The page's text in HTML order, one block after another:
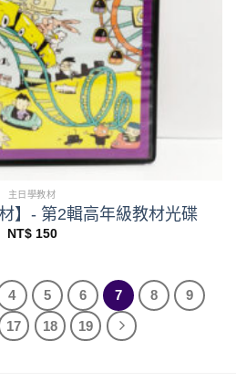
主日學教材
】- 第2輯高年級教材光碟
NT$150
4 5 6 7 8
9
17 18 19